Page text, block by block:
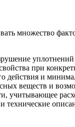
множество
при
действия и
веществ и
учитывающее
технические